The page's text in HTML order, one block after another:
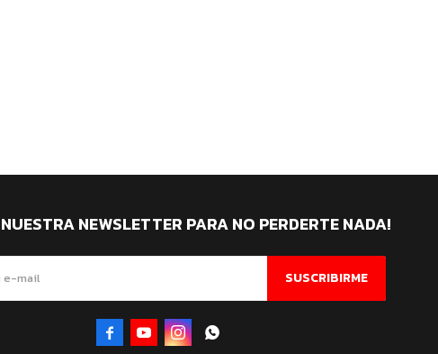
NEWSLETTER PARA NO PERDERTE NADA!
SUSCRIBIRME
   